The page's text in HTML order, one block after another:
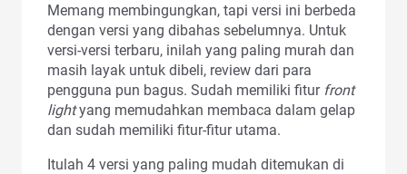
Memang membingungkan, tapi versi ini berbeda
dengan versi yang dibahas sebelumnya. Untuk
versi-versi terbaru, inilah yang paling murah dan
masih layak untuk dibeli, review dari para
pengguna pun bagus. Sudah memiliki fitur front
lightyang memudahkan membaca dalam gelap
dan sudah memiliki fitur-fitur utama.
Itulah 4 versi yang paling mudah ditemukan di